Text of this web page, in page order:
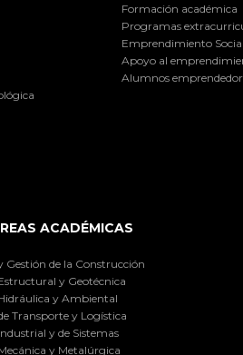
Formación académica
Programas
Emprendimiento Social
Apoyo al
Alumnos
ACADÉMICAS
de la Construcción
y Geotécnica
y Ambiental
Transporte y Logística
y de Sistemas
y Metalúrgica